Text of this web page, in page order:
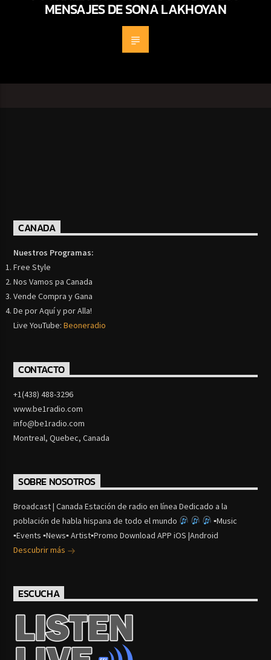
MENSAJES DE SONA LAKHOYAN
CANADA
Nuestros Programas:
Free Style
Nos Vamos pa Canada
Vende Compra y Gana
De por Aquí y por Alla!
Live YouTube:Beoneradio
CONTACTO
+1(438) 488-3296
www.be1radio.com
info@be1radio.com
Montreal, Quebec, Canada
SOBRE NOSOTROS
Broadcast | Canada Estación de radio en línea Dedicado a la
población de habla hispana de todo el mundo
▪Music
▪Events ▪News▪ Artist▪Promo Download APP iOS |Android
Descubrir más
ESCUCHA